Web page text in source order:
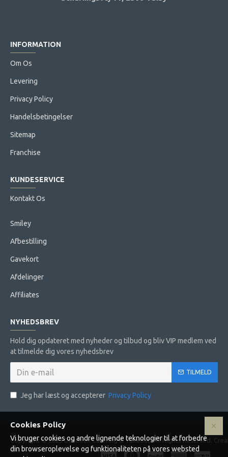
INFORMATION
Om Os
Levering
Privacy Policy
Handelsbetingelser
Sitemap
Franchise
KUNDESERVICE
Kontakt Os
Smiley
Afbestilling
Gavekort
Afdelinger
Affiliates
NYHEDSBREV
Hold dig opdateret med nyheder og tilbud og bliv VIP medlem ved
at tilmelde dig vores nyhedsbrev
TILMELD
Jeg har læst og accepterer Privacy Policy
Copyright © 2023 Delicieux Catering & Takeout. All Rights Reserved.
Cookies Policy
Vi bruger cookies og andre lignende teknologier til at forbedre
din browseroplevelse og funktionaliteten på vores websted